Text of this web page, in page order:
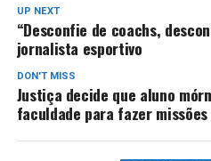
UP NEXT
“Desconfie de coachs,
jornalista esportivo
DON'T MISS
Justiça decide que aluno
faculdade para fazer missões